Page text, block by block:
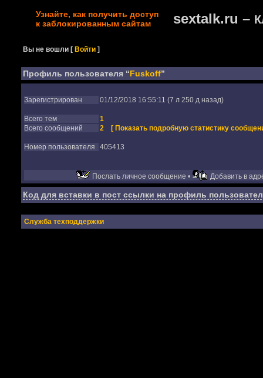
Узнайте, как получить доступ
к заблокированным сайтам
sextalk.ru –
Вы не вошли [Войти ]
Профиль пользователя “Fuskoff”
Зарегистрирован 01/12/2018 16:55:11 (7 л 250 д назад)
Всего тем
1
Всего сообщений
2 [ Показать подробную статистику
Номер пользователя 405413
Послать личное сообщение • Добавить в
Код для вставки в пост ссылки на профиль
Служба техподдержки